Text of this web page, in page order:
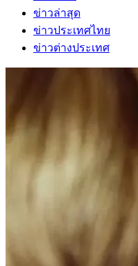
ข่าวล่าสุด
ข่าวประเทศไทย
ข่าวต่างประเทศ